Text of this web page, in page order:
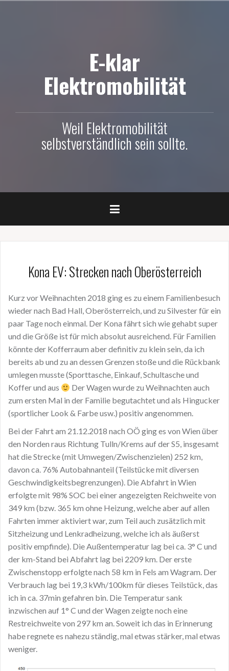
E-klar
Elektromobilität
Weil Elektromobilität
selbstverständlich sein sollte.
Kona EV: Strecken nach Oberösterreich
Kurz vor Weihnachten 2018 ging es zu einem Familienbesuch
wieder nach Bad Hall, Oberösterreich, und zu Silvester für ein
paar Tage noch einmal. Der Kona fährt sich wie gehabt super
und die Größe ist für mich absolut ausreichend. Für Familien
könnte der Kofferraum aber definitiv zu klein sein, da ich
bereits ab und zu an dessen Grenzen stoße und die Rückbank
umlegen musste (Sporttasche, Einkauf, Schultasche und
Koffer und aus
Der Wagen wurde zu Weihnachten auch
zum ersten Mal in der Familie begutachtet und als Hingucker
(sportlicher Look & Farbe usw.) positiv angenommen.
Bei der Fahrt am 21.12.2018 nach OÖ ging es von Wien über
den Norden raus Richtung Tulln/Krems auf der S5, insgesamt
hat die Strecke (mit Umwegen/Zwischenzielen) 252 km,
davon ca. 76% Autobahnanteil (Teilstücke mit diversen
Geschwindigkeitsbegrenzungen). Die Abfahrt in Wien
erfolgte mit 98% SOC bei einer angezeigten Reichweite von
349 km (bzw. 365 km ohne Heizung, welche aber auf allen
Fahrten immer aktiviert war, zum Teil auch zusätzlich mit
Sitzheizung und Lenkradheizung, welche ich als äußerst
positiv empfinde). Die Außentemperatur lag bei ca. 3° C und
der km-Stand bei Abfahrt lag bei 2209 km. Der erste
Zwischenstopp erfolgte nach 58 km in Fels am Wagram. Der
Verbrauch lag bei 19,3 kWh/100km für dieses Teilstück, das
ich in ca. 37min gefahren bin. Die Temperatur sank
inzwischen auf 1° C und der Wagen zeigte noch eine
Restreichweite von 297 km an. Soweit ich das in Erinnerung
habe regnete es nahezu ständig, mal etwas stärker, mal etwas
weniger.